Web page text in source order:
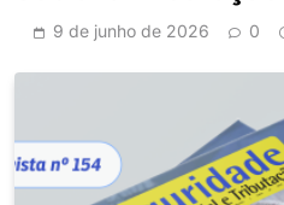
9 de junho de 2026 0